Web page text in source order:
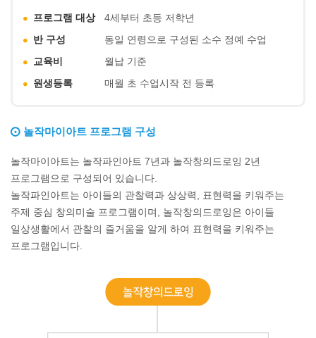
프로그램 대상
4세부터 초등 저학년
반 구성
동일 연령으로 구성된 소수 정예 수업
교육비
월납 기준
원생등록
매월 초 수업시작 전 등록
놀작마이아트 프로그램 구성
놀작마이아트는 놀작파인아트 7년과 놀작창의드로잉 2년
프로그램으로 구성되어 있습니다.
놀작파인아트는 아이들의 관찰력과 상상력, 표현력을 키워주는
주제 중심 창의미술 프로그램이며, 놀작창의드로잉은 아이들
일상생활에서 관찰의 즐거움을 알게 하여 표현력을 키워주는
프로그램입니다.